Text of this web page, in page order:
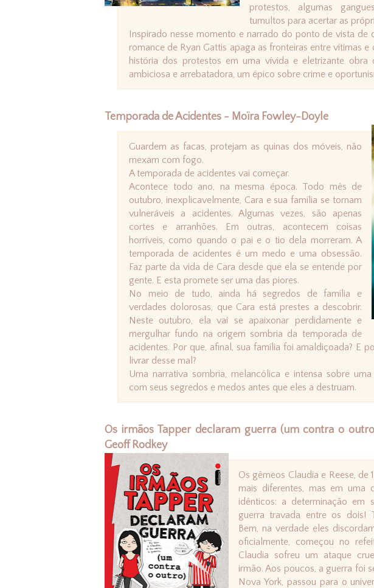
protestos, algumas
tumultos para acertar as
Inspirado nesse momento e narrado do ponto de vista de
romance de Ryan Gattis apaga as fronteiras entre vítimas e
história dos protestos em uma vívida e eletrizante obra
ambiciosa e arrebatadora, um épico sobre crime e
Temporada de Acidentes - Moïra Fowley-Doyle
Guardem as facas, protejam as quinas dos móveis, não
mexam com fogo.
A temporada de acidentes vai começar.
Acontece todo ano, na mesma época. Todo mês de
outubro, inexplicavelmente, Cara e sua família se tornam
vulneráveis a acidentes. Algumas vezes, são apenas
cortes e arranhões. Em outras, acontecem coisas
horríveis, como quando o pai e o tio dela morreram. A
temporada de acidentes é um medo e uma obsessão.
Faz parte da vida de Cara desde que ela se entende por
gente. E esta promete ser uma das piores.
No meio de tudo, ainda há segredos de família e
verdades dolorosas, que Cara está prestes a descobrir.
Neste outubro, ela vai se apaixonar perdidamente e
mergulhar fundo na origem sombria da temporada de
acidentes. Por que, afinal, sua família foi amaldiçoada? E
livrar desse mal?
Uma narrativa sombria, melancólica e intensa sobre
com seus segredos e medos antes que eles a destruam.
Os irmãos Tapper declaram guerra (um contra o
Geoff Rodkey
Os gêmeos Claudia e Reese, de
mais diferentes, mas em uma
idênticos: a determinação em
guerra travada entre os dois!
Bem, na verdade eles
oficialmente, começou no
Claudia sofreu um ataque
irmão. Aos poucos, a guerra foi
Nova York, passou para o